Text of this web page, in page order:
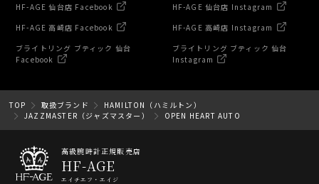
HF-AGE 仙台店 Facebook
HF-AGE 高崎店 Facebook
ブライトリング ブティック 仙台
Facebook
HF-AGE 仙台店 Instagram
HF-AGE 高崎店 Instagram
ブライトリング ブティック 仙台
Instagram
TOP 取扱ブランド
HAMILTON（ハミルトン）
JAZZMASTER（ジャズマスター）
OPEN HEART AUTO
高級腕時計正規販売店
HF-AGE
エイチエフ・エイジ